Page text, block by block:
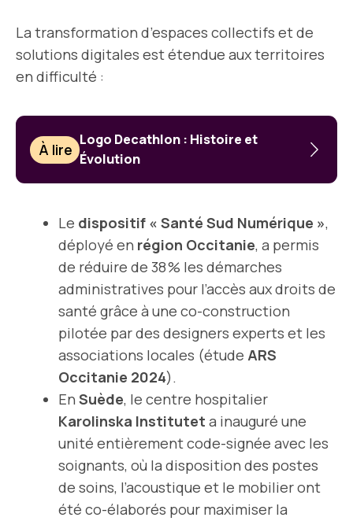
La transformation d’espaces collectifs et de
solutions digitales est étendue aux territoires
en difficulté :
À lire
Logo Decathlon : Histoire et
Évolution
Le dispositif « Santé Sud Numérique »,
déployé en région Occitanie, a permis
de réduire de 38 % les démarches
administratives pour l’accès aux droits de
santé grâce à une co-construction
pilotée par des designers experts et les
associations locales (étude ARS
Occitanie 2024).
En Suède, le centre hospitalier
Karolinska Institutet a inauguré une
unité entièrement code-signée avec les
soignants, où la disposition des postes
de soins, l’acoustique et le mobilier ont
été co-élaborés pour maximiser la